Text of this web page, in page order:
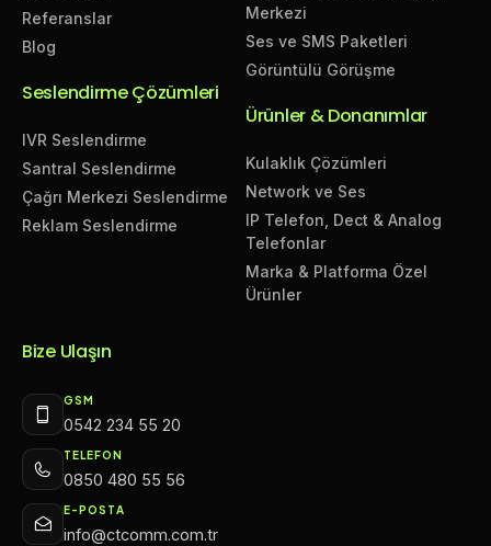
Referanslar
Blog
Seslendirme Çözümleri
IVR Seslendirme
Santral Seslendirme
Çağrı Merkezi Seslendirme
Reklam Seslendirme
Merkezi
Ses ve SMS Paketleri
Görüntülü Görüşme
Ürünler & Donanımlar
Kulaklık Çözümleri
Network ve Ses
IP Telefon, Dect & Analog
Telefonlar
Marka & Platforma Özel
Ürünler
Bize Ulaşın
GSM
0542 234 55 20
TELEFON
0850 480 55 56
E-POSTA
info@ctcomm.com.tr